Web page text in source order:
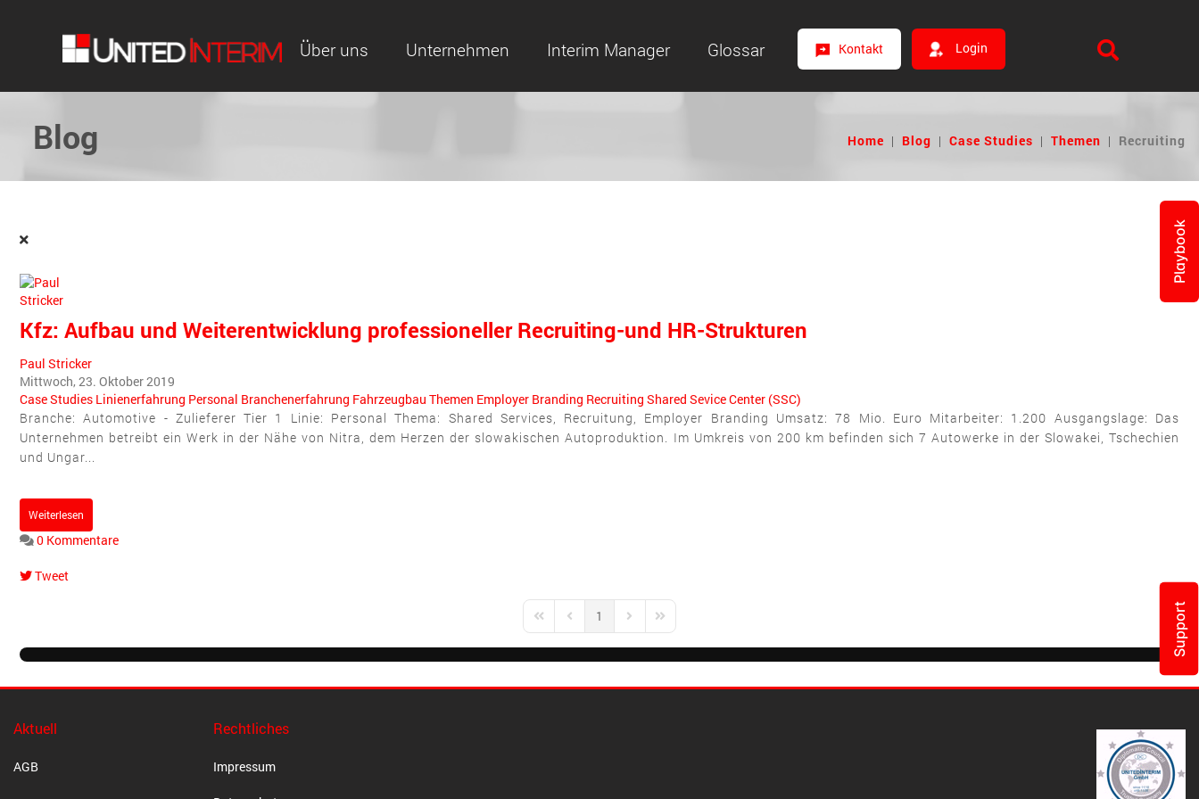
Über uns Unternehmen Interim Manager Glossar Kontakt Login
Blog Home | Blog | Case Studies | Themen | Recruiting
Kfz: Aufbau und Weiterentwicklung professioneller Recruiting-und HR-Strukturen
Paul Stricker
Mittwoch, 23. Oktober 2019
Case Studies Linienerfahrung Personal Branchenerfahrung Fahrzeugbau Themen Employer Branding Recruiting Shared Sevice Center (SSC)
Branche: Automotive - Zulieferer Tier 1 Linie: Personal Thema: Shared Services, Recruitung, Employer Branding Umsatz: 78 Mio. Euro Mitarbeiter: 1.200 Ausgangslage: Das
Unternehmen betreibt ein Werk in der Nähe von Nitra, dem Herzen der slowakischen Autoproduktion. Im Umkreis von 200 km befinden sich 7 Autowerke in der Slowakei, Tschechien
und Ungar...
Weiterlesen
0 Kommentare
Tweet
First PagePrevious Page
1 Next PageLast Page
Aktuell
AGB
Rechtliches
Impressum
Playbook
Support